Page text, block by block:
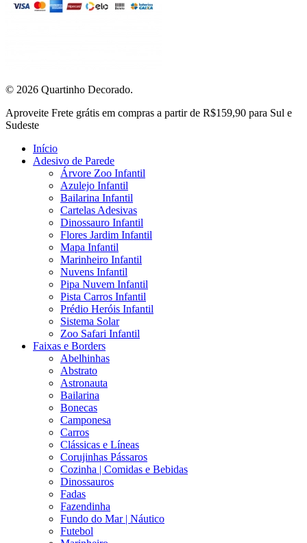
© 2026 Quartinho Decorado.
Close
Menu
Aproveite Frete grátis em compras a partir de R$159,90 para Sul e
Sudeste
Início
Adesivo de Parede
Árvore Zoo Infantil
Azulejo Infantil
Bailarina Infantil
Cartelas Adesivas
Dinossauro Infantil
Flores Jardim Infantil
Mapa Infantil
Marinheiro Infantil
Nuvens Infantil
Pipa Nuvem Infantil
Pista Carros Infantil
Prédio Heróis Infantil
Sistema Solar
Zoo Safari Infantil
Faixas e Borders
Abelhinhas
Abstrato
Astronauta
Bailarina
Bonecas
Camponesa
Carros
Clássicas e Líneas
Corujinhas Pássaros
Cozinha | Comidas e Bebidas
Dinossauros
Fadas
Fazendinha
Fundo do Mar | Náutico
Futebol